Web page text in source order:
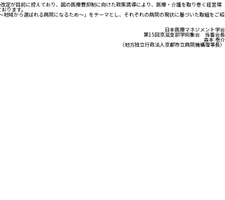
が目前に控えており、国の医療費抑制に向けた政策誘導により、医療・介護を取り巻く経営環
ります。
域から選ばれる病院になるため～」をテーマとし、それぞれの病院の現状に基づいた取組をご紹
日本医療マネジメント学会
第15回京滋支部学術集会 当番会長
森本 泰介
（地方独立行政法人京都市立病院機構理事長）